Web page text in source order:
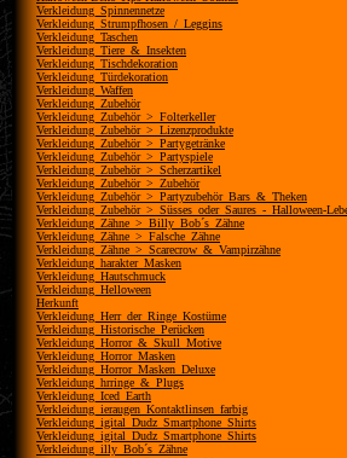
Verkleidung_Spinnennetze
Verkleidung_Strumpfhosen_/_Leggins
Verkleidung_Taschen
Verkleidung_Tiere_&_Insekten
Verkleidung_Tischdekoration
Verkleidung_Türdekoration
Verkleidung_Waffen
Verkleidung_Zubehör
Verkleidung_Zubehör_>_Folterkeller
Verkleidung_Zubehör_>_Lizenzprodukte
Verkleidung_Zubehör_>_Partygetränke
Verkleidung_Zubehör_>_Partyspiele
Verkleidung_Zubehör_>_Scherzartikel
Verkleidung_Zubehör_>_Zubehör
Verkleidung_Zubehör_>_Partyzubehör_Bars_&_Theken
Verkleidung_Zubehör_>_Süsses_oder_Saures_-_Halloween-
Verkleidung_Zähne_>_Billy_Bob´s_Zähne
Verkleidung_Zähne_>_Falsche_Zähne
Verkleidung_Zähne_>_Scarecrow_&_Vampirzähne
Verkleidung_harakter_Masken
Verkleidung_Hautschmuck
Verkleidung_Helloween
Herkunft
Verkleidung_Herr_der_Ringe_Kostüme
Verkleidung_Historische_Perücken
Verkleidung_Horror_&_Skull_Motive
Verkleidung_Horror_Masken
Verkleidung_Horror_Masken_Deluxe
Verkleidung_hrringe_&_Plugs
Verkleidung_Iced_Earth
Verkleidung_ieraugen_Kontaktlinsen_farbig
Verkleidung_igital_Dudz_Smartphone_Shirts
Verkleidung_igital_Dudz_Smartphone_Shirts
Verkleidung_illy_Bob´s_Zähne